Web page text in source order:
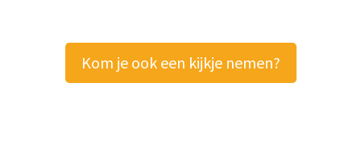
Kom je ook een kijkje nemen?